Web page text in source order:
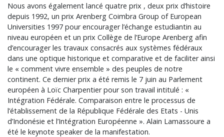
Nous avons également lancé quatre prix , deux prix d’histoire
depuis 1992, un prix Arenberg Coimbra Group of European
Universities 1997 pour encourager l’échange estudiantin au
niveau européen et un prix Collège de l’Europe Arenberg afin
d’encourager les travaux consacrés aux systèmes fédéraux
dans une optique historique et comparative et de faciliter ainsi
le « comment vivre ensemble » des peuples de notre
continent. Ce dernier prix a été remis le 7 juin au Parlement
européen à Loïc Charpentier pour son travail intitulé : «
Intégration Fédérale. Comparaison entre le processus de
l’établissement de la République Fédérale des Etats - Unis
d’Indonésie et l’Intégration Européenne ». Alain Lamassoure a
été le keynote speaker de la manifestation.